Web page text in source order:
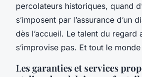
percolateurs historiques, quand
s’imposent par l’assurance d’un
dès l’accueil. Le talent du regard
s’improvise pas. Et tout le
Les garanties et services